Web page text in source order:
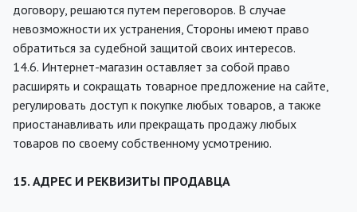
договору, решаются путем переговоров. В случае
невозможности их устранения, Стороны имеют право
обратиться за судебной защитой своих интересов.
14.6. Интернет-магазин оставляет за собой право
расширять и сокращать товарное предложение на сайте,
регулировать доступ к покупке любых товаров, а также
приостанавливать или прекращать продажу любых
товаров по своему собственному усмотрению.
15. АДРЕС И РЕКВИЗИТЫ ПРОДАВЦА